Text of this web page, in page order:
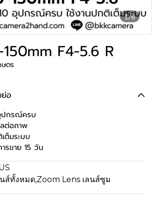
1/6
F4-5.6 R
ษตร
อ
ปกรณ์ครบ
ต่อภาพ
ต็มระบบ
รขาย 15 วัน
นส์ทั้งหมด,Zoom Lens เลนส์ซูม